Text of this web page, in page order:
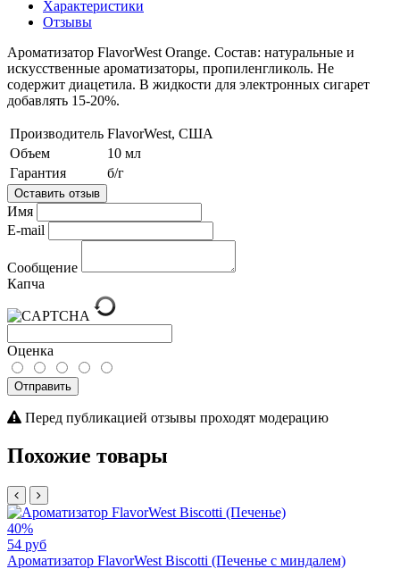
Характеристики
Отзывы
Ароматизатор FlavorWest Orange. Состав: натуральные и
искусственные ароматизаторы, пропиленгликоль. Не
содержит диацетила. В жидкости для электронных сигарет
добавлять 15-20%.
Производитель FlavorWest, США
Объем
10 мл
Гарантия
б/г
Оставить отзыв
Имя
E-mail
Сообщение
Капча
Оценка
Отправить
Перед публикацией отзывы проходят модерацию
Похожие товары
40%
54 руб
Ароматизатор FlavorWest Biscotti (Печенье с миндалем)